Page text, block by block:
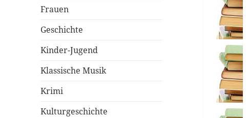
Frauen
Geschichte
Kinder-Jugend
Klassische Musik
Krimi
Kulturgeschichte